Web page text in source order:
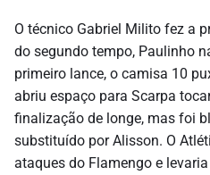
O técnico Gabriel Milito fez a
do segundo tempo, Paulinho
primeiro lance, o camisa 10
abriu espaço para Scarpa
finalização de longe, mas foi
substituído por Alisson. O
ataques do Flamengo e